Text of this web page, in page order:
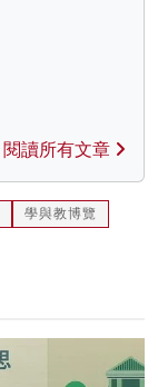
閱讀所有文章
學與教博覽